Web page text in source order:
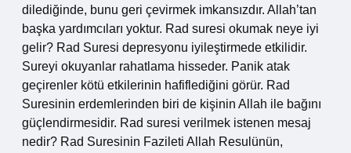
dilediğinde, bunu geri çevirmek imkansızdır. Allah’tan
başka yardımcıları yoktur. Rad suresi okumak neye iyi
gelir? Rad Suresi depresyonu iyileştirmede etkilidir.
Sureyi okuyanlar rahatlama hisseder. Panik atak
geçirenler kötü etkilerinin hafiflediğini görür. Rad
Suresinin erdemlerinden biri de kişinin Allah ile bağını
güçlendirmesidir. Rad suresi verilmek istenen mesaj
nedir? Rad Suresinin Fazileti Allah Resulünün,